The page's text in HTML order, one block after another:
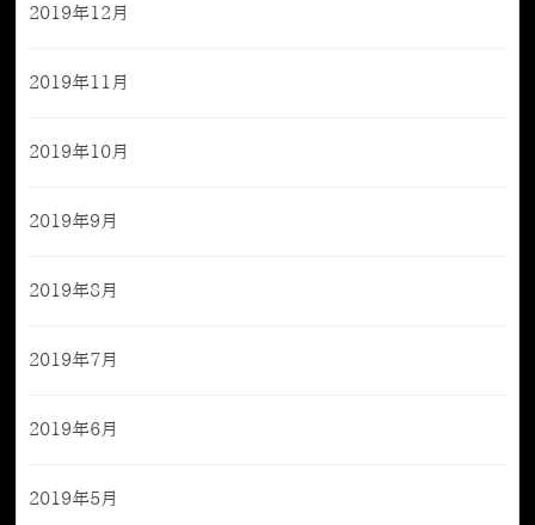
2019年12月
2019年11月
2019年10月
2019年9月
2019年8月
2019年7月
2019年6月
2019年5月